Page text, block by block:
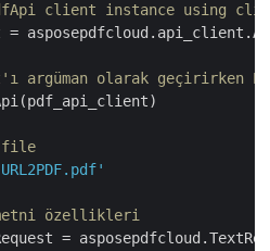
client instance using
=
argüman olarak geçirirken
file
özellikleri
=